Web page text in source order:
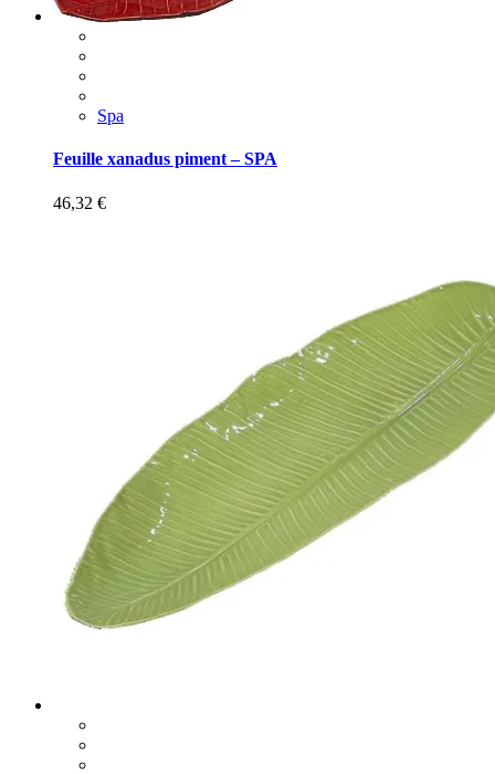
Spa
Feuille xanadus piment – SPA
46,32 €